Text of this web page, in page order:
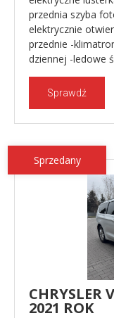
przednia szyba
elektrycznie
przednie -
dziennej -ledowe
Sprawdź
Sprzedany
CHRYSLER
2021 ROK